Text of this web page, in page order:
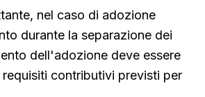
nel caso di adozione
durante la separazione dei
dell'adozione deve essere
contributivi previsti per